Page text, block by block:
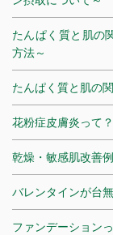
たんぱく質と肌の
方法～
たんぱく質と肌の
花粉症皮膚炎って
乾燥・敏感肌改善例
バレンタインが台
ファンデーション